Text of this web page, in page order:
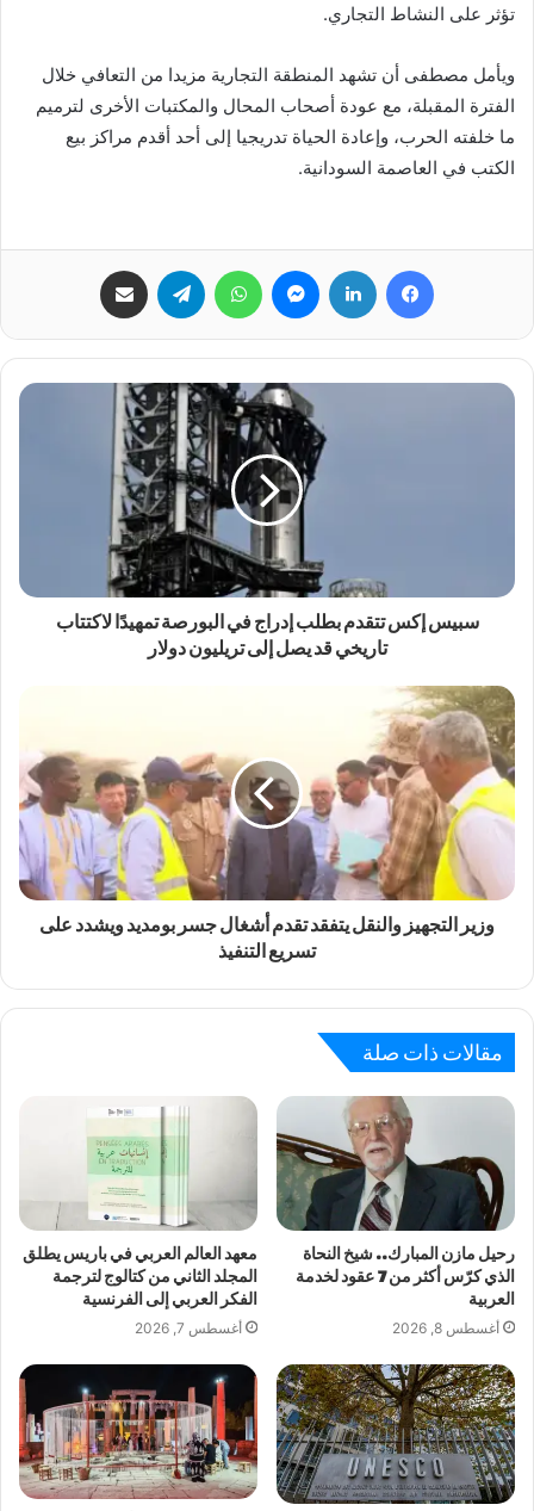
تؤثر على النشاط التجاري.
ويأمل مصطفى أن تشهد المنطقة التجارية مزيدا من التعافي خلال
الفترة المقبلة، مع عودة أصحاب المحال والمكتبات الأخرى لترميم
ما خلفته الحرب، وإعادة الحياة تدريجيا إلى أحد أقدم مراكز بيع
الكتب في العاصمة السودانية.
فيسبوك لينكدإن ماسنجر واتساب تيلقرام
سبيس إكس تتقدم بطلب إدراج في البورصة تمهيدًا لاكتتاب
تاريخي قد يصل إلى تريليون دولار
وزير التجهيز والنقل يتفقد تقدم أشغال جسر بومديد ويشدد على
تسريع التنفيذ
مقالات ذات صلة
رحيل مازن المبارك.. شيخ النحاة
الذي كرّس أكثر من 7 عقود لخدمة
العربية
أغسطس 8, 2026
معهد العالم العربي في باريس يطلق
المجلد الثاني من كتالوج لترجمة
الفكر العربي إلى الفرنسية
أغسطس 7, 2026